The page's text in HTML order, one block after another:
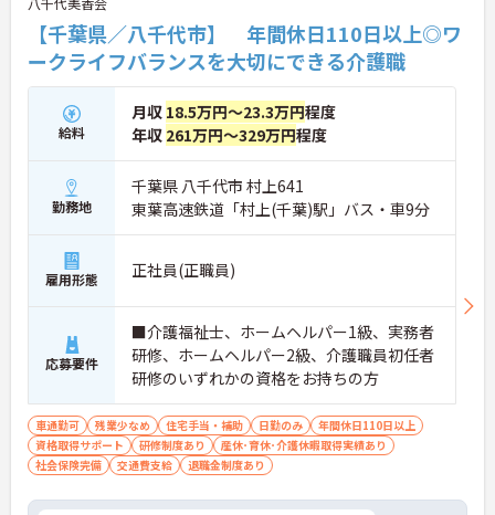
【千葉県／八千代市】 年間休日110日以上◎ワ
ークライフバランスを大切にできる介護職
給料
月収 18.5万円～23.3万円程度
年収 261万円～329万円程度
勤務地
千葉県 八千代市 村上641
東葉高速鉄道「村上(千葉)駅」バス・車9分
雇用形態 正社員(正職員)
応募要件
■介護福祉士、ホームヘルパー1級、実務者
研修、ホームヘルパー2級、介護職員初任者
研修のいずれかの資格をお持ちの方
車通勤可 残業少なめ 住宅手当・補助 日勤のみ
年間休日110日以上
資格取得サポート
研修制度あり
産休･育休･介護休暇取得実績あり
社会保険完備
交通費支給 退職金制度あり